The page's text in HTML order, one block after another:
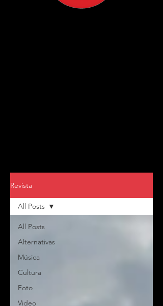
Revista
All Posts
Alternativas
Música
Cultura
Foto
Video
All Posts